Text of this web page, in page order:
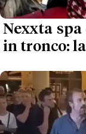
Nexxta
in tronco: